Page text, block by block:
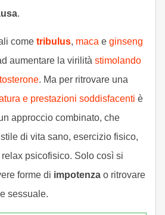
.
come tribulus, maca e ginseng
aumentare la virilità stimolando
. Ma per ritrovare una
e prestazioni soddisfacenti è
approccio combinato, che
di vita sano, esercizio fisico,
psicofisico. Solo così si
forme di impotenza o ritrovare
sessuale.